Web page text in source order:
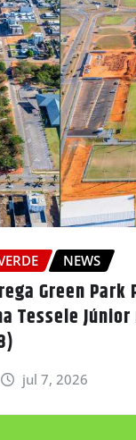
NEWS
Green Park
Tessele
jul 7, 2026